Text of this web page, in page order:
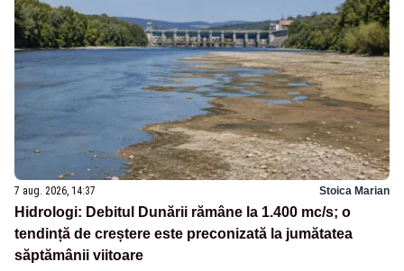
7 aug. 2026, 14:37 Stoica Marian
Hidrologi: Debitul Dunării rămâne la 1.400 mc/s; o
tendință de creștere este preconizată la jumătatea
săptămânii viitoare